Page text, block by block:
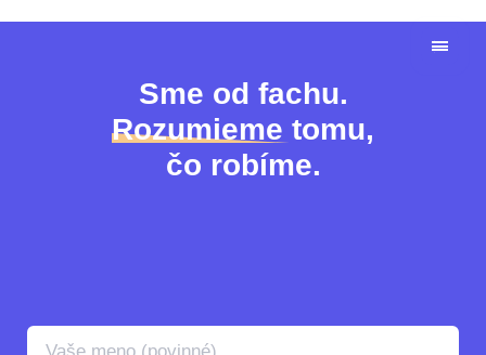
Sme od fachu.
Rozumieme tomu,
čo robíme.